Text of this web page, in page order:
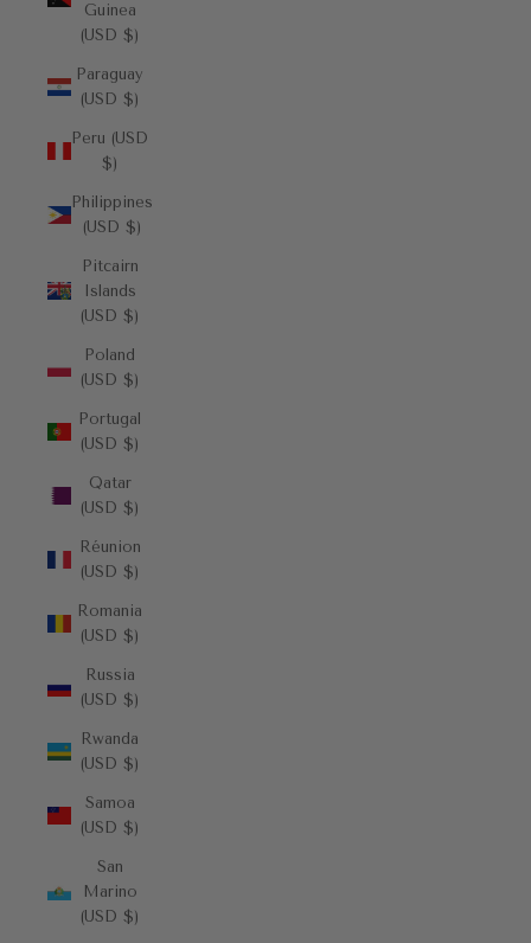
Guinea
(USD $)
Paraguay
(USD $)
Peru (USD
$)
Philippines
(USD $)
Pitcairn
Islands
(USD $)
Poland
(USD $)
Portugal
(USD $)
Qatar
(USD $)
Réunion
(USD $)
Romania
(USD $)
Russia
(USD $)
Rwanda
(USD $)
Samoa
(USD $)
San
Marino
(USD $)